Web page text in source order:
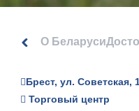
О Беларуси
Брест, ул. Советская,
Торговый центр